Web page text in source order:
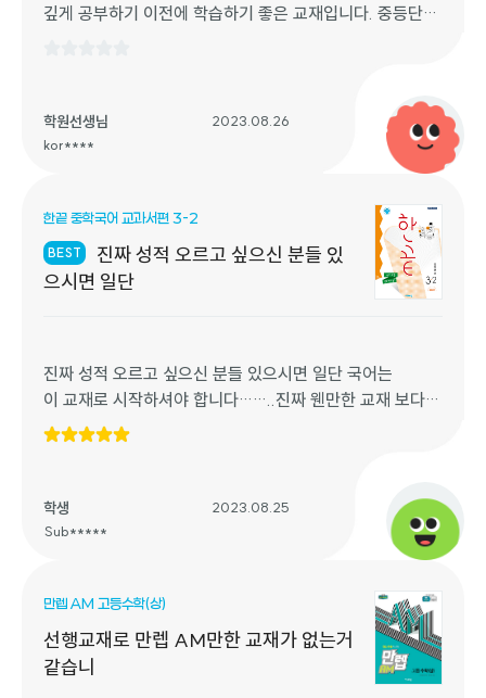
깊게 공부하기 이전에 학습하기 좋은 교재입니다. 중등단계
세우기->실전 모의고사 연습 !! 코스처럼 학습하게 구성되
어있어요. 탄탄하게 학습하기에 내용이 적지는 않습니다 모
의고사가 5회까지 구성되어있어서, 좀더 필요하면 추가학
-문제 다 풀고 지문 옆 QR코드 있어 들을수 있습니다.
-워크북은 복습으로 풀어보기
-부가자료 학습 활용
학원선생님
kor****
2023.08.26
한끝 중학국어 교과서편 3-2
BEST
진짜 성적 오르고 싶으신 분들 있
으시면 일단
진짜 성적 오르고 싶으신 분들 있으시면 일단 국어는
이 교재로 시작하셔야 합니다……..진짜 웬만한 교재 보다
더 좋아요 일단 정리가 너무너무 잘 되어깄고 이해하기 쉽게
전에 풀면 90은 진짜 찍고 들어갑니다. 진짜 제가
국어 진짜 못했는데 지금 중1 때부터 지금 중3까지 3년동안
항상 한끝 국어 교재만 풀었는데……..진짜 너무 좋아요 너
진짜 정리가 너무넘 잘 되어있어요ㅠㅠㅠ 그리고
이건 강의 추천 이지만 임영원 선생님이신가..? 남자분이신
데 이분 강의 들으시면서 문제 푸시면 진짜
국어 학원은 안도녀도 됩니다. 제가 비상 아이비츠라는 학원
학생
Sub*****
2023.08.25
만렙 AM 고등수학(상)
선행교재로 만렙 AM만한 교재가 없는거
같습니